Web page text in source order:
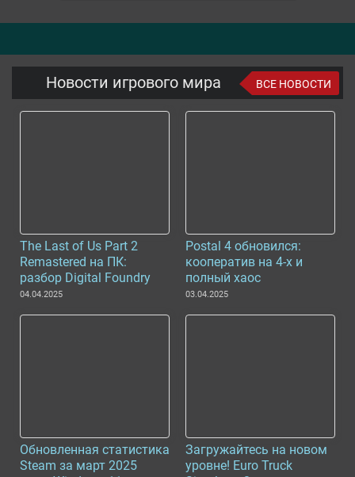
Новости игрового мира ВСЕ НОВОСТИ
The Last of Us Part 2
Remastered на ПК:
разбор Digital Foundry
04.04.2025
Postal 4 обновился:
кооператив на 4-х и
полный хаос
03.04.2025
Обновленная статистика
Steam за март 2025
Загружайтесь на новом
уровне! Euro Truck